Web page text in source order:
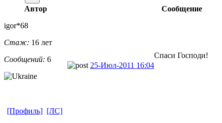
Автор
Сообщение
igor*68
Стаж: 16 лет
Сообщений: 6
25-Июл-2011 16:04
Спаси Господи!
[Профиль] [ЛС]